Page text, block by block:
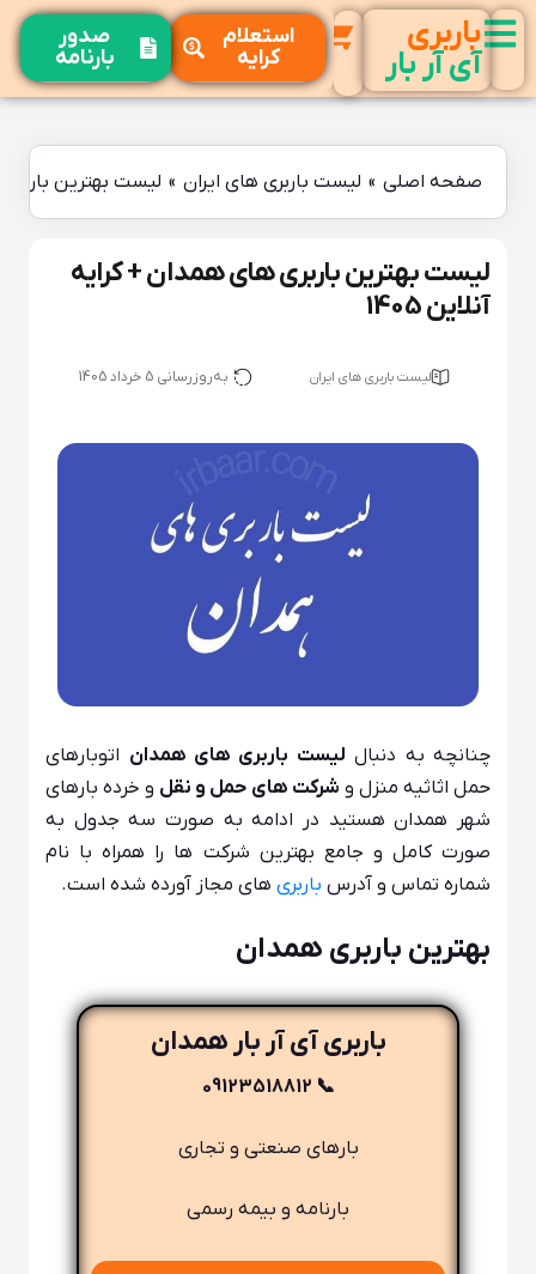
باربری
آی آر بار
استعلام
کرایه
صدور
بارنامه
صفحه اصلی » لیست باربری های ایران » لیست بهترین باربری
لیست بهترین باربری های همدان + کرایه
آنلاین 1405
لیست باربری های ایران به‌روزرسانی 5 خرداد 1405
چنانچه به دنبال لیست باربری های همدان اتوبارهای
حمل اثاثیه منزل و شرکت های حمل و نقل و خرده بارهای
شهر همدان هستید در ادامه به صورت سه جدول به
صورت کامل و جامع بهترین شرکت ها را همراه با نام
شماره تماس و آدرس باربری های مجاز آورده شده است.
بهترین باربری همدان
باربری آی آر بار همدان
📞 09123518812
بارهای صنعتی و تجاری
بارنامه و بیمه رسمی